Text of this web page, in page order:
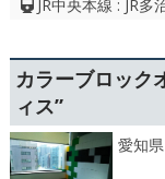
JR中央本線 : JR多
カラーブロッ
ィス”
愛知